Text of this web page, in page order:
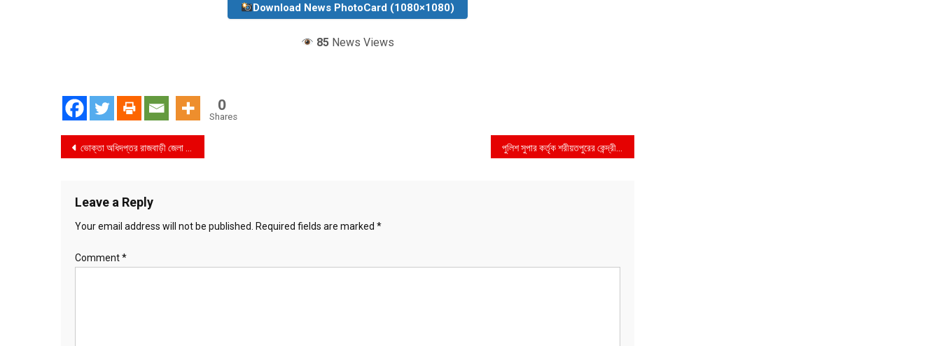
Download News PhotoCard (1080×1080)
85 News Views
0
Shares
Post
ভোক্তা অধিদপ্তর রাজবাড়ী জেলা কার্যালয়ের বাজার তদারকি অভিযান পরিচালনা পুলিশ সুপার কর্তৃক শরীয়তপুরের কেন্দ্রীয় পূজা মন্ডপ পরিদর্শন
Leave a Reply
Your email address will not be published. Required fields are marked *
Comment*